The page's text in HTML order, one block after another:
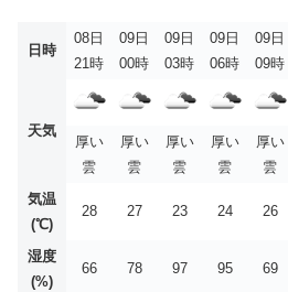
日時
08日
21時
09日
00時
09日
03時
09日
06時
09日
09時
天気
厚い
雲
厚い
雲
厚い
雲
厚い
雲
厚い
雲
気温
(℃)
28 27 23 24 26
湿度
(%)
66 78 97 95 69